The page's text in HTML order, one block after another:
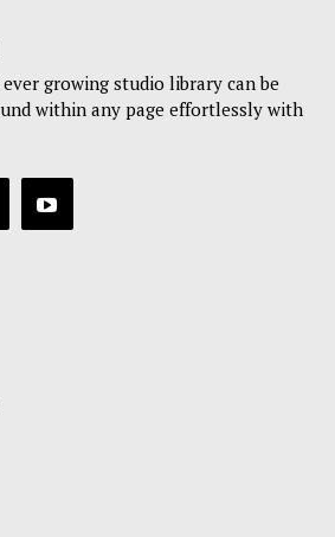
growing studio library can be
within any page effortlessly with